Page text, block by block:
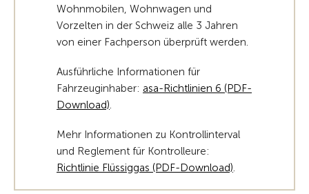
Wohnmobilen, Wohnwagen und
Vorzelten in der Schweiz alle 3 Jahren
von einer Fachperson überprüft werden.
Ausführliche Informationen für
Fahrzeuginhaber: asa-Richtlinien 6 (PDF-
Download).
Mehr Informationen zu Kontrollinterval
und Reglement für Kontrolleure:
Richtlinie Flüssiggas (PDF-Download).